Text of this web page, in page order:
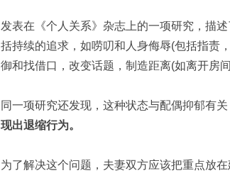
发表在《个人关系》杂志上的一项研究，描
括持续的追求，如唠叨和人身侮辱(包括指责
御和找借口，改变话题，制造距离(如离开房
同一项研究还发现，这种状态与配偶抑郁有关
现出退缩行为。
为了解决这个问题，夫妻双方应该把重点放